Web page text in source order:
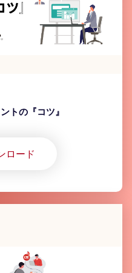
トの『コツ』
ロード